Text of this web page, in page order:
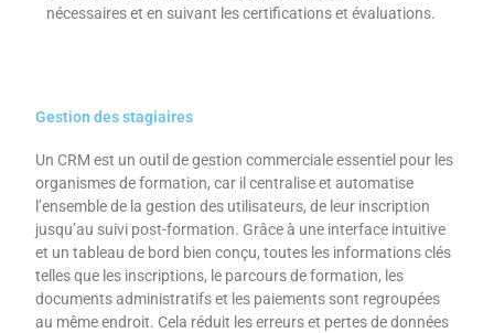
nécessaires et en suivant les certifications et évaluations.
Gestion des stagiaires
Un CRM est un outil de gestion commerciale essentiel pour les
organismes de formation, car il centralise et automatise
l’ensemble de la gestion des utilisateurs, de leur inscription
jusqu’au suivi post-formation. Grâce à une interface intuitive
et un tableau de bord bien conçu, toutes les informations clés
telles que les inscriptions, le parcours de formation, les
documents administratifs et les paiements sont regroupées
au même endroit. Cela réduit les erreurs et pertes de données